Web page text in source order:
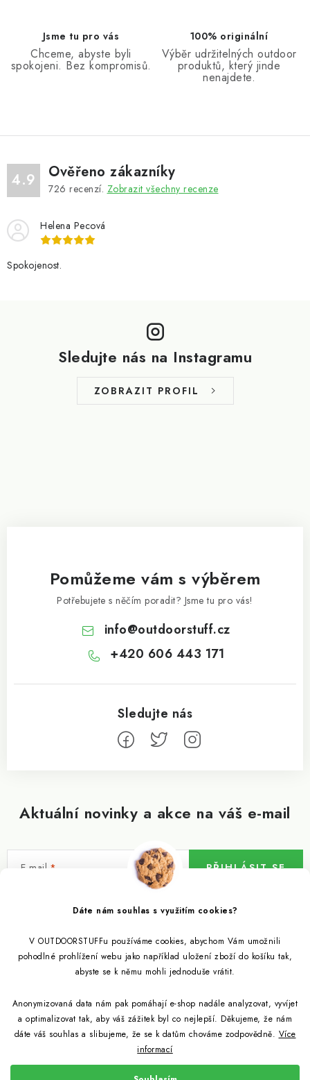
Dáte nám souhlas s využitím cookies?
V OUTDOORSTUFFu používáme cookies, abychom Vám umožnili
pohodlné prohlížení webu jako například uložení zboží do košíku tak,
abyste se k němu mohli jednoduše vrátit.
Anonymizovaná data nám pak pomáhají e-shop nadále analyzovat, vyvíjet
a optimalizovat tak, aby váš zážitek byl co nejlepší. Děkujeme, že nám
dáte váš souhlas a slibujeme, že se k datům chováme zodpovědně. Více
informací
Jsme tu pro vás
Chceme, abyste byli
spokojeni. Bez kompromisů.
100% originální
Výběr udržitelných outdoor
produktů, který jinde
nenajdete.
4.9 Ověřeno zákazníky
726 recenzí. Zobrazit všechny recenze
Helena Pecová
Spokojenost.
Sledujte nás na Instagramu
ZOBRAZIT PROFIL
Aktuální novinky a akce na váš e-mail
E-mail
Vložením e-mailu souhlasíte spodmínkami ochrany osobních údajů
PŘIHLÁSIT SE
Pomůžeme vám s výběrem
Potřebujete s něčím poradit? Jsme tu pro vás!
info@outdoorstuff.cz
+420 606 443 171
Informace pro vás
Věrnostní program
Reklamace
Citronela a její účinky
Outdoor poradna
Udržitelně a s přírodou